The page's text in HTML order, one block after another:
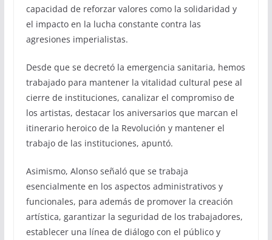
capacidad de reforzar valores como la solidaridad y
el impacto en la lucha constante contra las
agresiones imperialistas.
Desde que se decretó la emergencia sanitaria, hemos
trabajado para mantener la vitalidad cultural pese al
cierre de instituciones, canalizar el compromiso de
los artistas, destacar los aniversarios que marcan el
itinerario heroico de la Revolución y mantener el
trabajo de las instituciones, apuntó.
Asimismo, Alonso señaló que se trabaja
esencialmente en los aspectos administrativos y
funcionales, para además de promover la creación
artística, garantizar la seguridad de los trabajadores,
establecer una línea de diálogo con el público y